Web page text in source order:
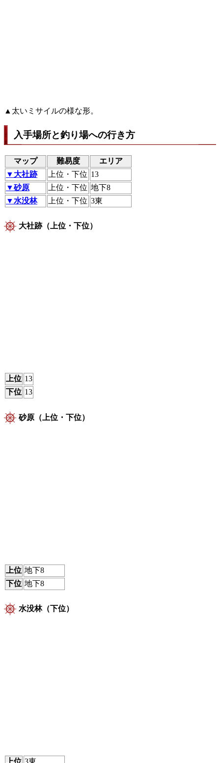
▲太いミサイルの様な形。
入手場所と釣り場への行き方
マップ 難易度
エリア
▼大社跡
上位・下位 13
▼砂原
上位・下位 地下8
▼水没林
上位・下位 3東
大社跡（上位・下位）
上位 13
下位 13
砂原（上位・下位）
上位 地下8
下位 地下8
水没林（下位）